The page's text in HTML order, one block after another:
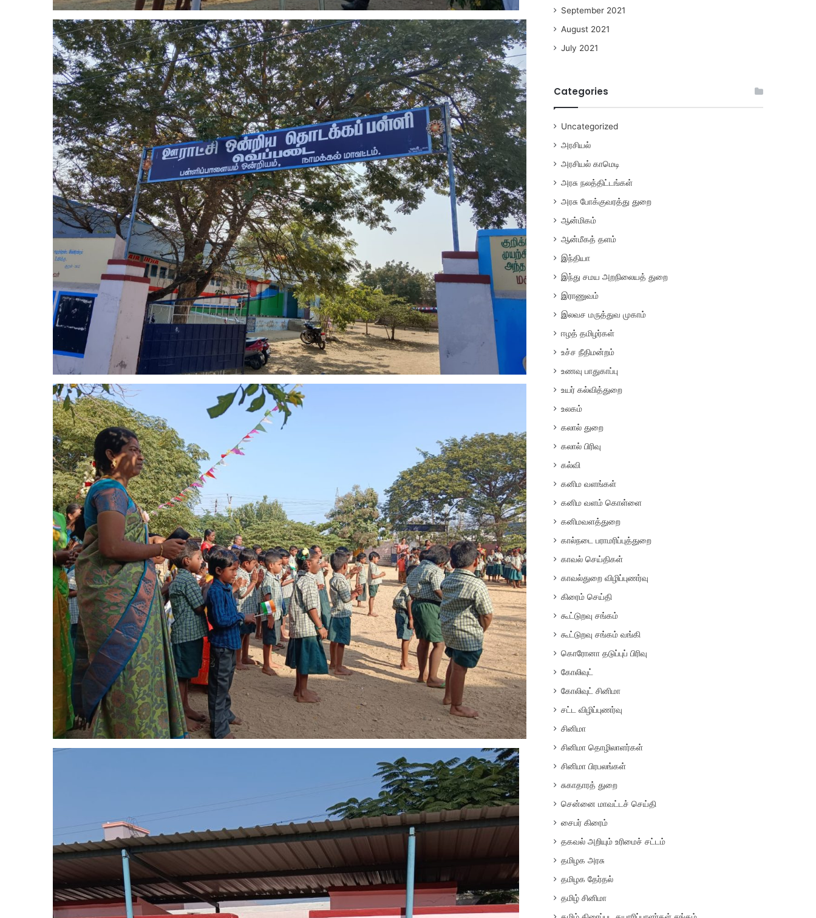
September 2021
August 2021
July 2021
Categories
Uncategorized
அரசியல்
அரசியல் காமெடி
அரசு நலத்திட்டங்கள்
அரசு போக்குவரத்து துறை
ஆன்மிகம்
ஆன்மீகத் தளம்
இந்தியா
இந்து சமய அறநிலையத் துறை
இராணுவம்
இலவச மருத்துவ முகாம்
ஈழத் தமிழர்கள்
உச்ச நீதிமன்றம்
உணவு பாதுகாப்பு
உயர் கல்வித்துறை
உலகம்
கலால் துறை
கலால் பிரிவு
கல்வி
கனிம வளங்கள்
கனிம வளம் கொள்ளை
கனிமவளத்துறை
கால்நடை பராமரிப்புத்துறை
காவல் செய்திகள்
காவல்துறை விழிப்புணர்வு
கிரைம் செய்தி
கூட்டுறவு சங்கம்
கூட்டுறவு சங்கம் வங்கி
கொரோனா தடுப்புப் பிரிவு
கோலிவுட்
கோலிவுட் சினிமா
சட்ட விழிப்புணர்வு
சினிமா
சினிமா தொழிலாளர்கள்
சினிமா பிரபலங்கள்
சுகாதாரத் துறை
சென்னை மாவட்டச் செய்தி
சைபர் கிரைம்
தகவல் அறியும் உரிமைச் சட்டம்
தமிழக அரசு
தமிழக தேர்தல்
தமிழ் சினிமா